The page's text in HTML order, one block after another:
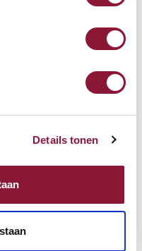
Details tonen
Balancekissen 33
Fußstütze